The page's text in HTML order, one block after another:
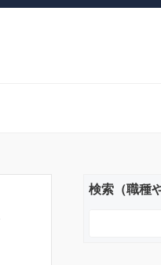
検索（職種